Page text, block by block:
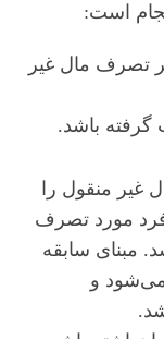
است:
تصرف مال غیر
باشد.
منقول را
مورد تصرف
مبنای سابقه
و